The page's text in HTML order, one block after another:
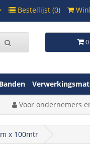
Bestellijst (0)
Voor ondernemers
x 100mtr